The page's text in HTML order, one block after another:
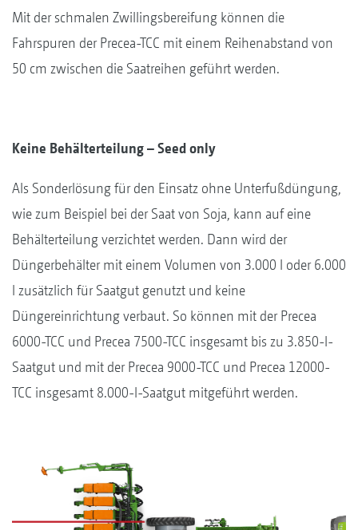
Mit der schmalen Zwillingsbereifung können die
Fahrspuren der Precea-TCC mit einem Reihenabstand von
50 cm zwischen die Saatreihen geführt werden.
Keine Behälterteilung – Seed only
Als Sonderlösung für den Einsatz ohne Unterfußdüngung,
wie zum Beispiel bei der Saat von Soja, kann auf eine
Behälterteilung verzichtet werden. Dann wird der
Düngerbehälter mit einem Volumen von 3.000 l oder 6.000
l zusätzlich für Saatgut genutzt und keine
Düngereinrichtung verbaut. So können mit der Precea
6000-TCC und Precea 7500-TCC insgesamt bis zu 3.850-l-
Saatgut und mit der Precea 9000-TCC und Precea 12000-
TCC insgesamt 8.000-l-Saatgut mitgeführt werden.